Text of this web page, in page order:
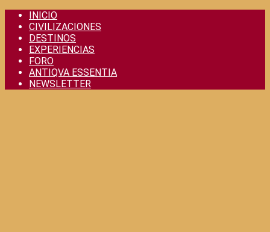
Skip
content
INICIO
CIVILIZACIONES
DESTINOS
EXPERIENCIAS
FORO
ANTIQVA ESSENTIA
NEWSLETTER